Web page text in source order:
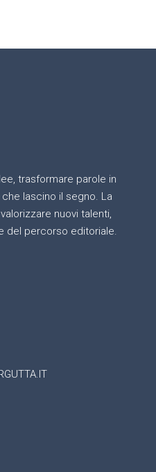
trasformare parole in
lascino il segno. La
nuovi talenti,
del percorso editoriale.